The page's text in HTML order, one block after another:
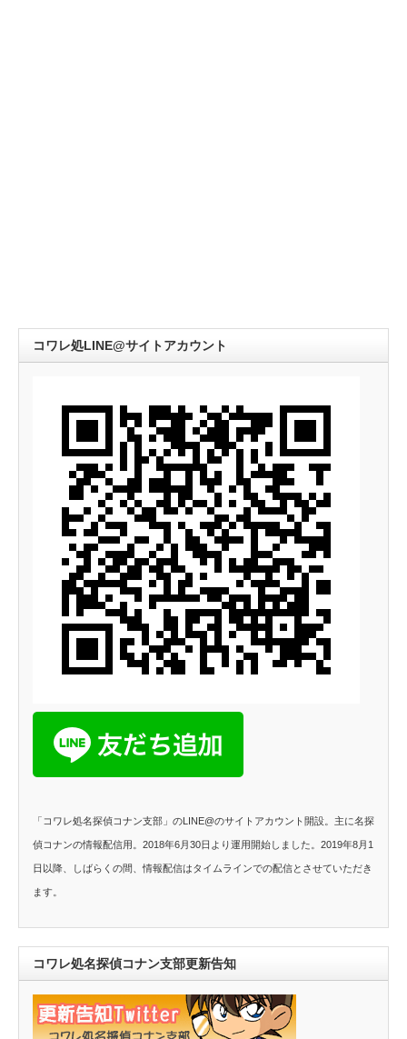
コワレ処LINE@サイトアカウント
「コワレ処名探偵コナン支部」のLINE@のサイトアカウント開設。主に名探
偵コナンの情報配信用。2018年6月30日より運用開始しました。2019年8月1
日以降、しばらくの間、情報配信はタイムラインでの配信とさせていただき
ます。
コワレ処名探偵コナン支部更新告知